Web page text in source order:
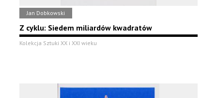
Jan Dobkowski
Z cyklu: Siedem miliardów kwadratów
Kolekcja Sztuki XX i XXI wieku